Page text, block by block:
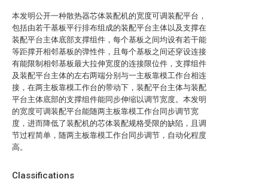
本发明公开一种散热器芯体装配机的宽度可调装配平台，
包括由若干基板平行排布组成的装配平台主体以及支撑在
装配平台主体底部支撑组件，每个基板之间均设有若干能
等距撑开相邻基板的弹性件，且每个基板之间还穿设连接
有能限制相邻基板最大拉伸宽度的连接限位件，支撑组件
及装配平台主体的左右两端分别与一主板靠模工作台相连
接，在两主板靠模工作台的带动下，装配平台主体与装配
平台主体底部的支撑组件能同步伸缩以调节宽度。本发明
的宽度可调装配平台能随两主板靠模工作台同步调节宽
度，进而降低了装配机的芯体装配规格受限的缺陷，且调
节过程简单，随两主板靠模工作台同步调节，自动化程度
高。
Classifications